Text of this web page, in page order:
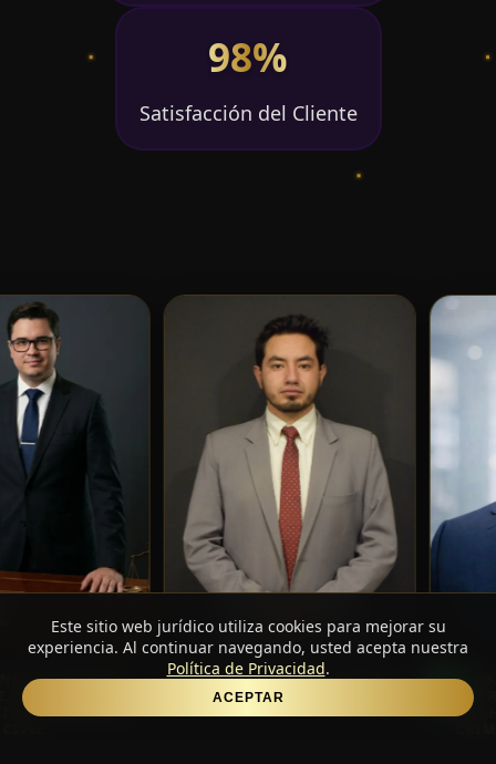
Este sitio web jurídico utiliza cookies para mejorar su
experiencia. Al continuar navegando, usted acepta nuestra
Política de Privacidad.
ACEPTAR
98%
Satisfacción del Cliente
AB.FERNANDO CALDERÓN
ORDÓÑEZ, MAGÍSTER EN
DERECHO CIVIL Y PROCESAL
AB. FELIPE ANDRADE
ESPECILISTA LEGAL 3